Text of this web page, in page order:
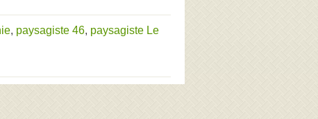
, paysagiste 46, paysagiste Le